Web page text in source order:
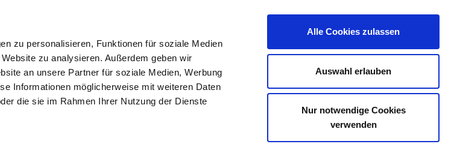
zu personalisieren, Funktionen für soziale Medien
zu analysieren. Außerdem geben wir
an unsere Partner für soziale Medien, Werbung
Informationen möglicherweise mit weiteren Daten
die sie im Rahmen Ihrer Nutzung der Dienste
Alle Cookies zulassen
Auswahl erlauben
Nur notwendige Cookies
verwenden
SUCHEN TIPPS & HILFE STELLENBÖRSE KONTAKT